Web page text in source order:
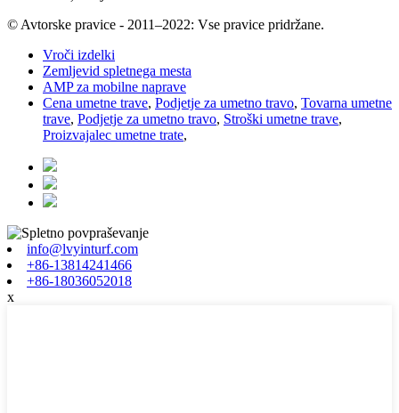
© Avtorske pravice - 2011–2022: Vse pravice pridržane.
Vroči izdelki
Zemljevid spletnega mesta
AMP za mobilne naprave
Cena umetne trave, Podjetje za umetno travo, Tovarna umetne
trave, Podjetje za umetno travo, Stroški umetne trave,
Proizvajalec umetne trate,
info@lvyinturf.com
+86-13814241466
+86-18036052018
x